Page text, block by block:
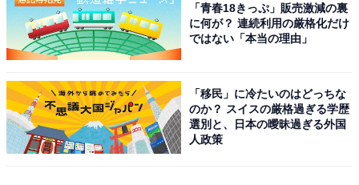
「青春18きっぷ」販売激減の裏
に何が？ 連続利用の厳格化だけ
ではない「本当の理由」
「移民」に冷たいのはどっちな
のか？ スイスの厳格過ぎる学歴
選別と、日本の曖昧過ぎる外国
人政策